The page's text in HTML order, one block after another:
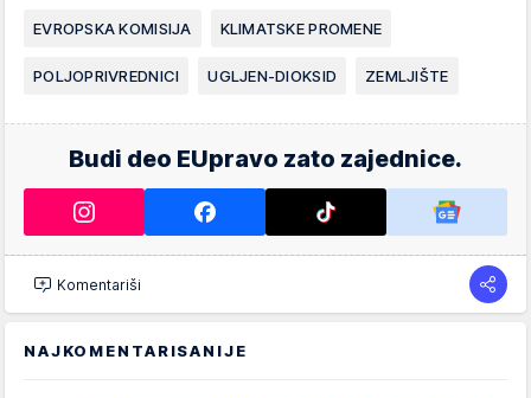
EVROPSKA KOMISIJA KLIMATSKE PROMENE
POLJOPRIVREDNICI UGLJEN-DIOKSID ZEMLJIŠTE
Budi deo EUpravo zato zajednice.
Komentariši
NAJKOMENTARISANIJE